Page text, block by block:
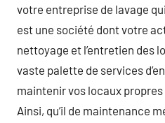
votre entreprise de lavage
est une société dont votre
nettoyage et l’entretien des
vaste palette de services
maintenir vos locaux propres
Ainsi, qu’il de maintenance